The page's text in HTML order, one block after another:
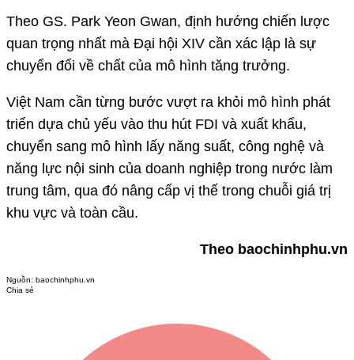
Theo GS. Park Yeon Gwan, định hướng chiến lược
quan trọng nhất mà Đại hội XIV cần xác lập là sự
chuyển đổi về chất của mô hình tăng trưởng.
Việt Nam cần từng bước vượt ra khỏi mô hình phát
triển dựa chủ yếu vào thu hút FDI và xuất khẩu,
chuyển sang mô hình lấy năng suất, công nghệ và
năng lực nội sinh của doanh nghiệp trong nước làm
trung tâm, qua đó nâng cấp vị thế trong chuỗi giá trị
khu vực và toàn cầu.
Theo baochinhphu.vn
Nguồn: baochinhphu.vn
Chia sẻ